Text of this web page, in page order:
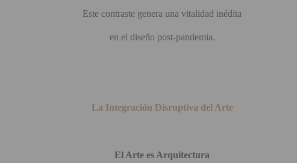
Este contraste genera una vitalidad inédita
en el diseño post-pandemia.
La Integración Disruptiva del Arte
El Arte es Arquitectura